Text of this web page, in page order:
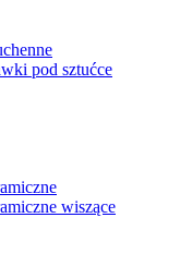
pod sztućce
wiszące